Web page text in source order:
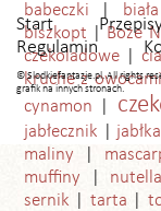
babeczki
biszkopt
Boże
czekoladowe
kruche z owocami
cynamon
jabłecznik
jabłka
maliny
muffiny
nutella
sernik
tarta
Start
Regulamin
© Slodkiefantazje.pl. All rights
grafik na innych stronach.